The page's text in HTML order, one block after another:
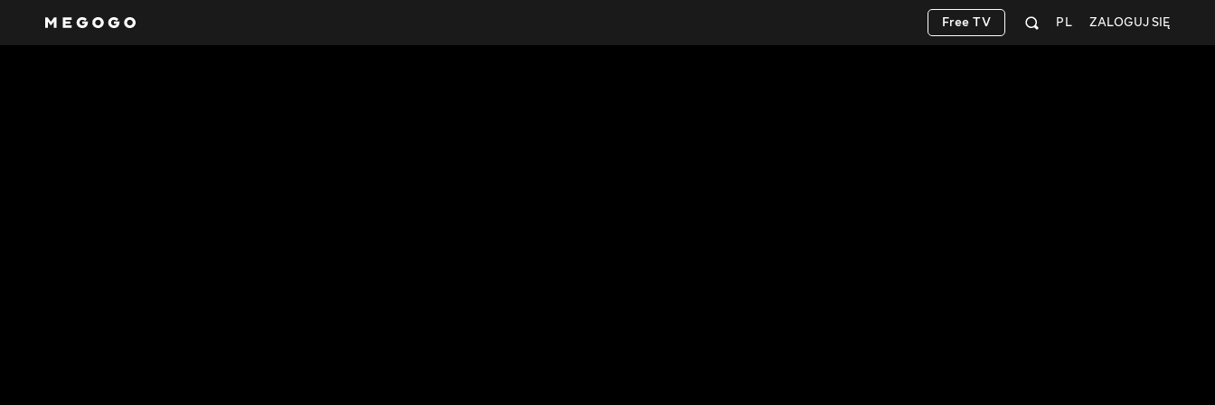
ZALOGUJ SIĘ
PL
Free TV